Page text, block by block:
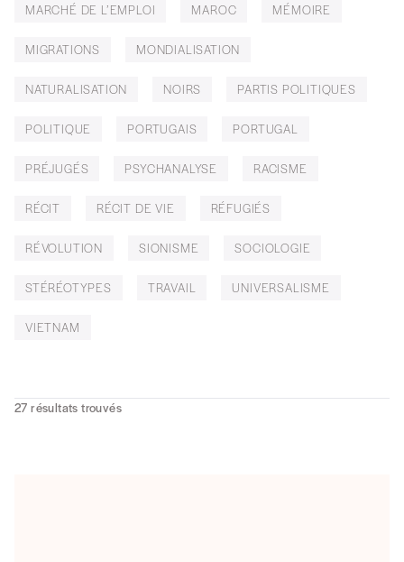
MARCHÉ DE L’EMPLOI MAROC MÉMOIRE
MIGRATIONS MONDIALISATION
NATURALISATION NOIRS PARTIS POLITIQUES
POLITIQUE PORTUGAIS PORTUGAL
PRÉJUGÉS PSYCHANALYSE RACISME
RÉCIT RÉCIT DE VIE RÉFUGIÉS
RÉVOLUTION SIONISME SOCIOLOGIE
STÉRÉOTYPES TRAVAIL UNIVERSALISME
VIETNAM
27 résultats trouvés